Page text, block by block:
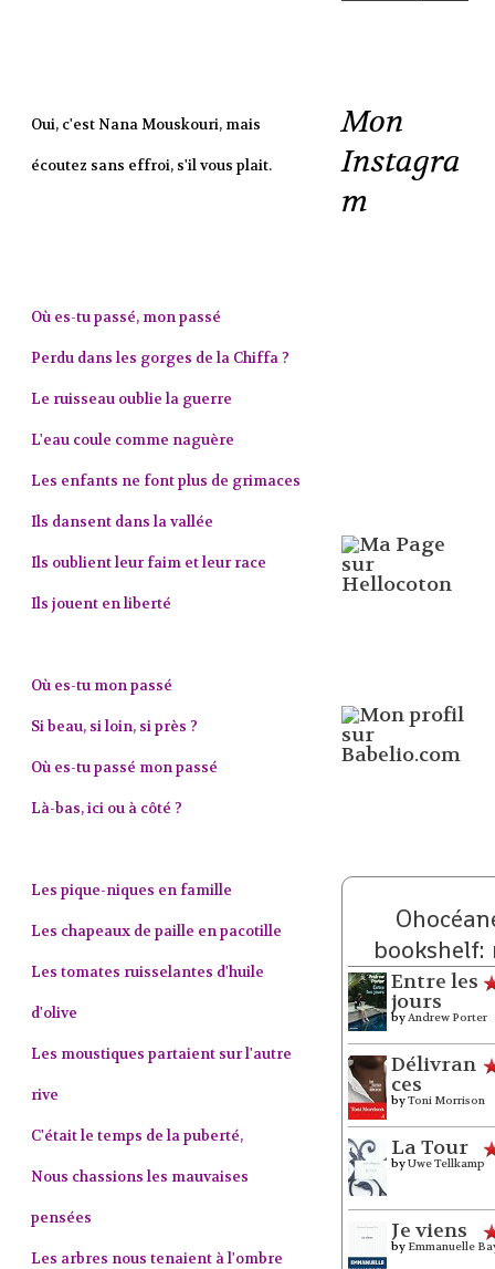
Oui, c'est Nana Mouskouri, mais
écoutez sans effroi, s'il vous plait.
Où es-tu passé, mon passé
Perdu dans les gorges de la Chiffa ?
Le ruisseau oublie la guerre
L'eau coule comme naguère
Les enfants ne font plus de grimaces
Ils dansent dans la vallée
Ils oublient leur faim et leur race
Ils jouent en liberté
Où es-tu mon passé
Si beau, si loin, si près ?
Où es-tu passé mon passé
Là-bas, ici ou à côté ?
Les pique-niques en famille
Les chapeaux de paille en pacotille
Les tomates ruisselantes d'huile
d'olive
Les moustiques partaient sur l'autre
rive
C'était le temps de la puberté,
Nous chassions les mauvaises
pensées
Les arbres nous tenaient à l'ombre
Mon
Instagra
m
bookshelf:
Entre les
jours
byAndrew Porter
Délivran
ces
byToni Morrison
La Tour
byUwe Tellkamp
Je viens
by Emmanuelle